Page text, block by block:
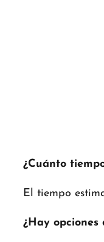
¿Cuánto
El tiempo
¿Hay